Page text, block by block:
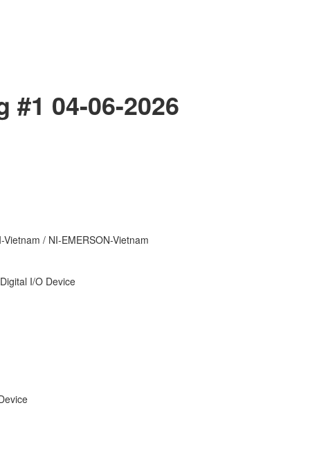
04-06-2026
/ NI-EMERSON-Vietnam
I/O Device